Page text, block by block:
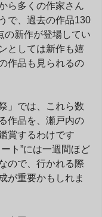
ら多くの作家さん
で、過去の作品130
の新作が登場してい
としては新作も嬉
作品も見られるの
」では、これら数
作品を、瀬戸内の
賞するわけです
ト”には一週間ほど
ので、行かれる際
が重要かもしれま